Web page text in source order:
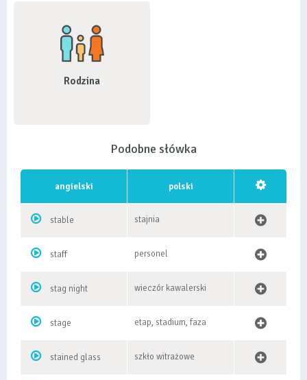
Rodzina
Podobne słówka
angielski polski
stable stajnia
staff personel
stag night wieczór kawalerski
stage etap, stadium, faza
stained glass szkło witrażowe